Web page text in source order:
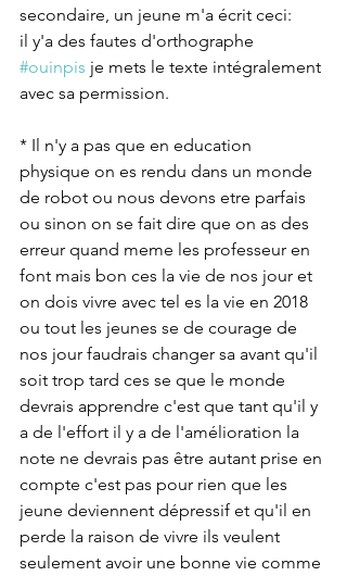
secondaire, un jeune m'a écrit ceci:
il y'a des fautes d'orthographe
#ouinpis je mets le texte intégralement
avec sa permission.
* Il n'y a pas que en education
physique on es rendu dans un monde
de robot ou nous devons etre parfais
ou sinon on se fait dire que on as des
erreur quand meme les professeur en
font mais bon ces la vie de nos jour et
on dois vivre avec tel es la vie en 2018
ou tout les jeunes se de courage de
nos jour faudrais changer sa avant qu'il
soit trop tard ces se que le monde
devrais apprendre c'est que tant qu'il y
a de l'effort il y a de l'amélioration la
note ne devrais pas être autant prise en
compte c'est pas pour rien que les
jeune deviennent dépressif et qu'il en
perde la raison de vivre ils veulent
seulement avoir une bonne vie comme